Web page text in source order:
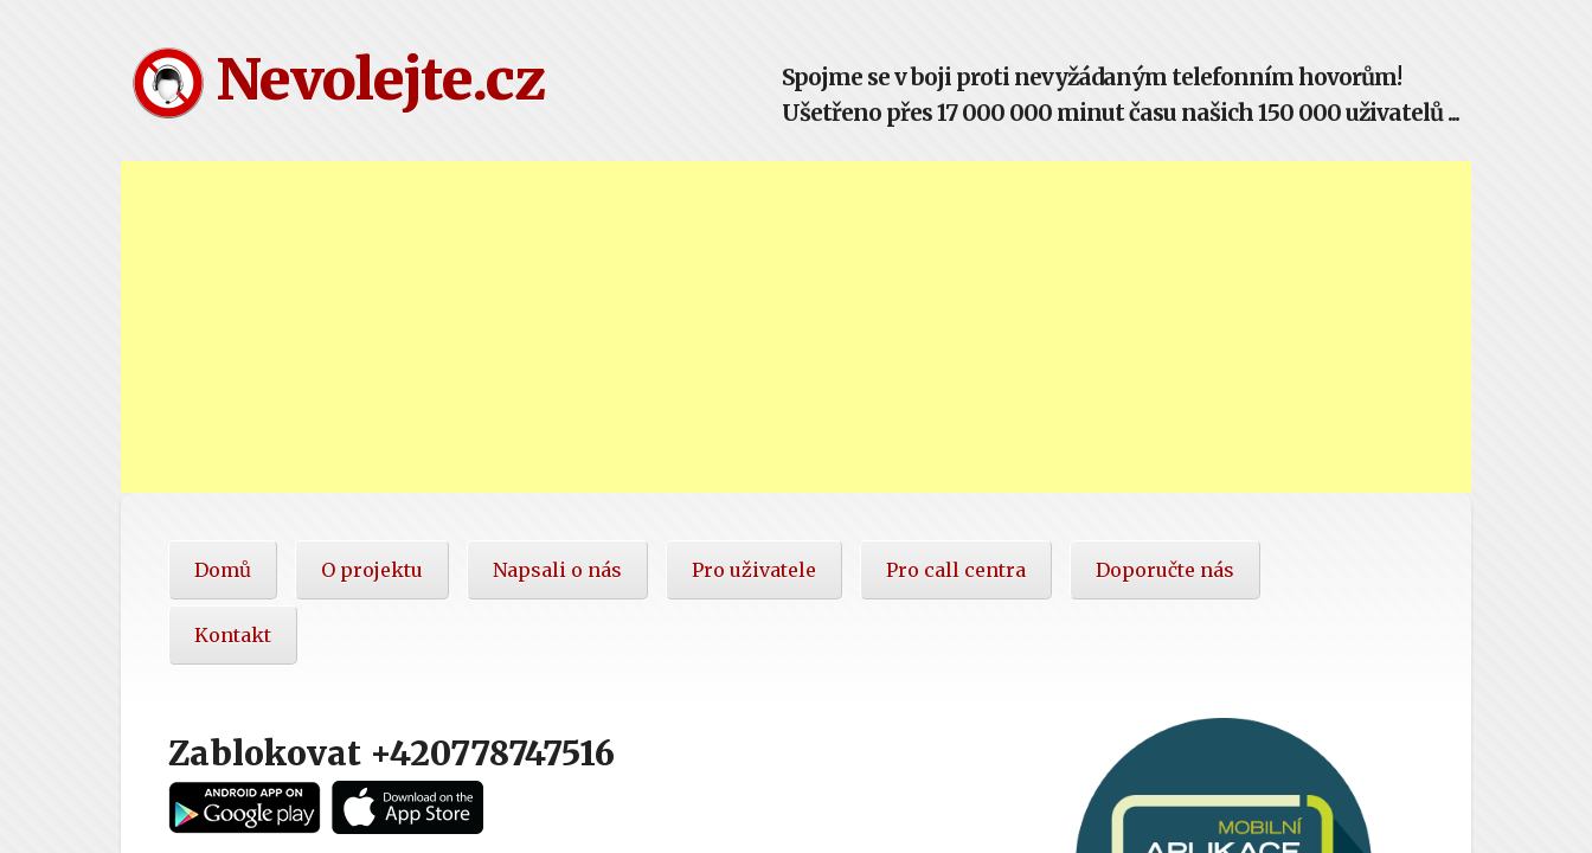
Nevolejte.cz
Spojme se v boji proti nevyžádaným telefonním hovorům!
Ušetřeno přes 17 000 000 minut času našich 150 000 uživatelů ...
Domů O projektu Napsali o nás Pro uživatele Pro call centra Doporučte nás
Kontakt
Zablokovat +420778747516